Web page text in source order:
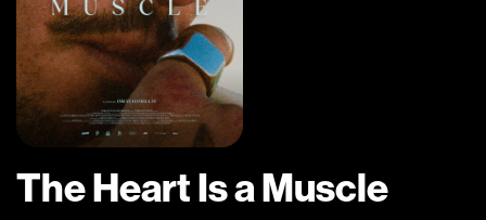
The Heart Is a Muscle